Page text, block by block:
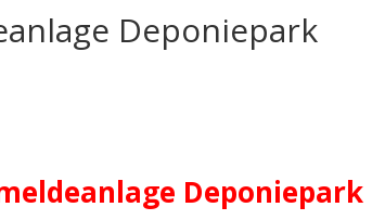
Deponiepark
Deponiepark